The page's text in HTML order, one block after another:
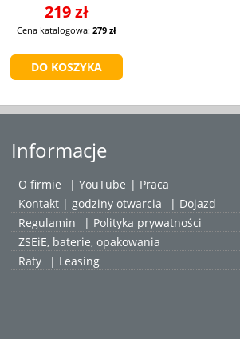
219 zł
Cena katalogowa: 279 zł
Informacje
O firmie | YouTube | Praca
Kontakt | godziny otwarcia
| Dojazd
Regulamin
| Polityka prywatności
ZSEiE, baterie, opakowania
Raty
| Leasing